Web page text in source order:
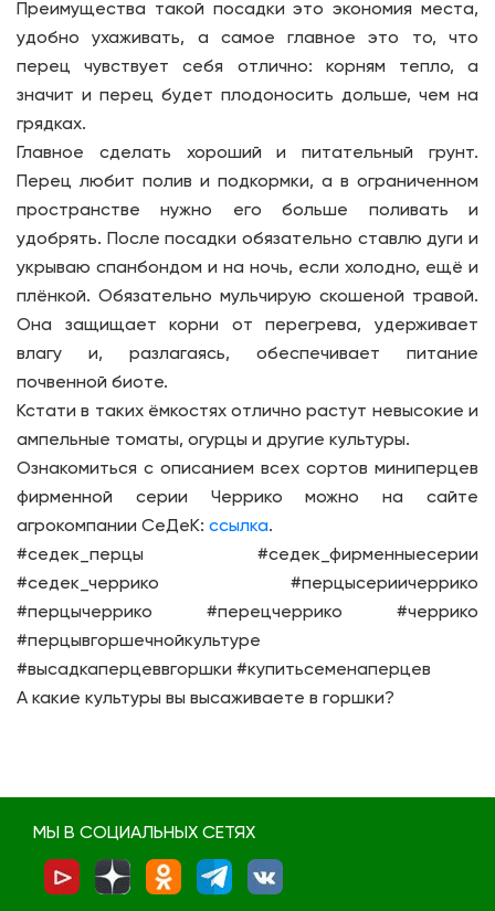
Преимущества такой посадки это экономия места,
удобно ухаживать, а самое главное это то, что
перец чувствует себя отлично: корням тепло, а
значит и перец будет плодоносить дольше, чем на
грядках.
Главное сделать хороший и питательный грунт.
Перец любит полив и подкормки, а в ограниченном
пространстве нужно его больше поливать и
удобрять. После посадки обязательно ставлю дуги и
укрываю спанбондом и на ночь, если холодно, ещё и
плёнкой. Обязательно мульчирую скошеной травой.
Она защищает корни от перегрева, удерживает
влагу и, разлагаясь, обеспечивает питание
почвенной биоте.
Кстати в таких ёмкостях отлично растут невысокие и
ампельные томаты, огурцы и другие культуры.
Ознакомиться с описанием всех сортов миниперцев
фирменной серии Черрико можно на сайте
агрокомпании СеДеК: ссылка.
#седек_перцы #седек_фирменныесерии
#седек_черрико #перцысериичеррико
#перцычеррико #перецчеррико #черрико
#перцывгоршечнойкультуре
#высадкаперцеввгоршки #купитьсеменаперцев
А какие культуры вы высаживаете в горшки?
МЫ В СОЦИАЛЬНЫХ СЕТЯХ